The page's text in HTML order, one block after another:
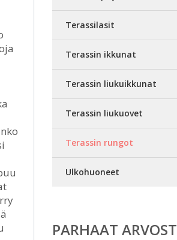
Terassilasit
Terassin ikkunat
Terassin liukuikkunat
Terassin liukuovet
Terassin rungot
Ulkohuoneet
PARHAAT